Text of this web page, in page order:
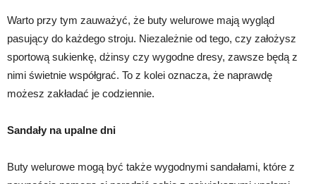
Warto przy tym zauważyć, że buty welurowe mają wygląd
pasujący do każdego stroju. Niezależnie od tego, czy założysz
sportową sukienkę, dżinsy czy wygodne dresy, zawsze będą z
nimi świetnie współgrać. To z kolei oznacza, że naprawdę
możesz zakładać je codziennie.
Sandały na upalne dni
Buty welurowe mogą być także wygodnymi sandałami, które z